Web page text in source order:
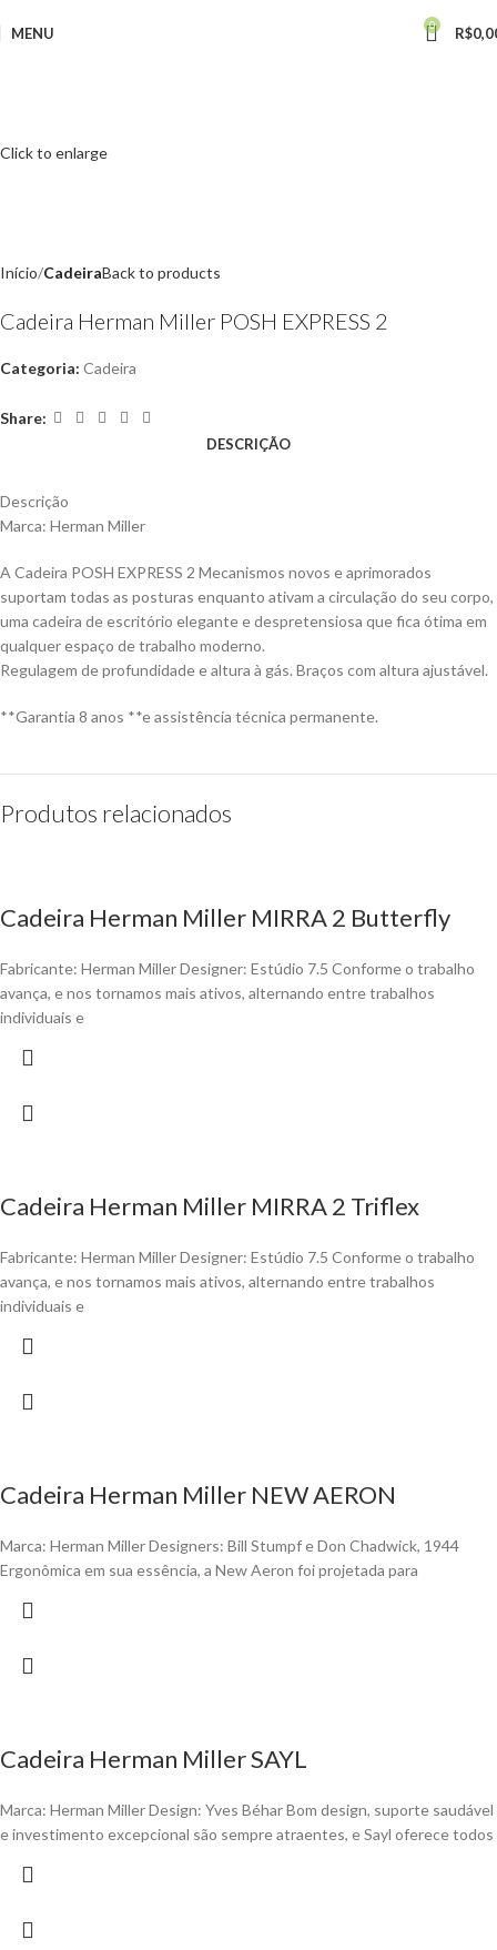
MENU 0 R$
Click to enlarge
Início CadeiraBack to products
Cadeira Herman Miller POSH EXPRESS 2
Categoria: Cadeira
Share:
DESCRIÇÃO
Descrição
Marca: Herman Miller
A Cadeira POSH EXPRESS 2 Mecanismos novos e aprimorados
suportam todas as posturas enquanto ativam a circulação do seu corpo,
uma cadeira de escritório elegante e despretensiosa que fica ótima em
qualquer espaço de trabalho moderno.
Regulagem de profundidade e altura à gás. Braços com altura ajustável.
**Garantia 8 anos **e assistência técnica permanente.
Produtos relacionados
Cadeira Herman Miller MIRRA 2 Butterfly
Fabricante: Herman Miller Designer: Estúdio 7.5 Conforme o trabalho
avança, e nos tornamos mais ativos, alternando entre trabalhos
individuais e
Cadeira Herman Miller MIRRA 2 Triflex
Fabricante: Herman Miller Designer: Estúdio 7.5 Conforme o trabalho
avança, e nos tornamos mais ativos, alternando entre trabalhos
individuais e
Cadeira Herman Miller NEW AERON
Marca: Herman Miller Designers: Bill Stumpf e Don Chadwick, 1944
Ergonômica em sua essência, a New Aeron foi projetada para
Cadeira Herman Miller SAYL
Marca: Herman Miller Design: Yves Béhar Bom design, suporte saudável
e investimento excepcional são sempre atraentes, e Sayl oferece todos